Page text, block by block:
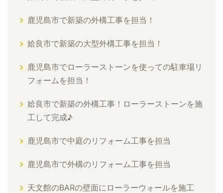
鹿児島市で新築の外構工事を担当！
姶良市で新築の大型外構工事を担当！
鹿児島市でローラーストーンを使っての駐車場リ
フォームを担当！
姶良市で新築の外構工事！ローラーストーンを施
工して完成♪
鹿児島市で中庭のリフォーム工事を担当
鹿児島市で外構のリフォーム工事を担当
天文館のBARの壁面にローラーウォールを施工